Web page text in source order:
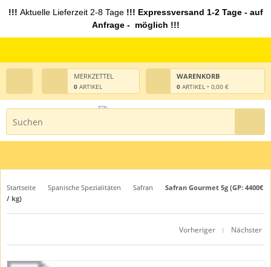
!!! Aktuelle Lieferzeit 2-8 Tage !!! Expressversand 1-2 Tage - auf
Anfrage - möglich !!!
WARENKORB
0 ARTIKEL • 0,00 €
MERKZETTEL
0 ARTIKEL
Startseite Spanische Spezialitäten Safran
Safran Gourmet 5g (GP: 4400€
/ kg)
Vorheriger | Nächster